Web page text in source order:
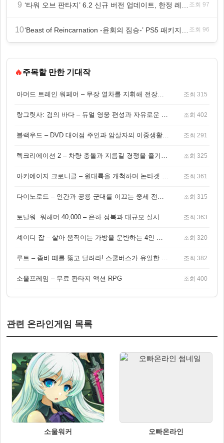
9 조회 97
10 조회 96
🔥주목할 만한 기대작
아머드 트레인 워페어 – 무장 열차를 지휘해 전장을 돌파하는 생존 전투 게임 조회 315
랑그릿사: 검의 바다 – 듀얼 영웅 편성과 자유로운 탐험을 결합한 판타지 전략 RPG 조회 402
블랙우드 – DVD 대여점 주인과 암살자의 이중생활을 그린 3인칭 액션 스릴러 게임 조회 291
렉크리에이션 2 – 차량 충돌과 지름길 경쟁을 즐기는 오픈월드 아케이드 레이싱 게임 조회 325
아키에이지 크로니클 – 원대륙을 개척하며 논타겟 전투를 즐기는 오픈월드 MMORPG 조회 361
다이노로드 – 인간과 공룡 군대를 이끄는 중세 전략 액션 RPG 조회 315
토탈워: 워해머 40,000 – 은하 정복과 대규모 실시간 전투가 결합된 전략 게임! 조회 363
셰이디 잡 – 살아 움직이는 가방을 운반하는 4인 협동 물리 어드벤처 게임 조회 320
루트 – 좀비 떼를 뚫고 달려라! 스쿨버스가 유일한 집이 되는 4인 협동 생존 게임 조회 382
소울프레임 – 무료 판타지 액션 RPG 조회 400
관련 온라인게임 목록
소울워커 오빠온라인